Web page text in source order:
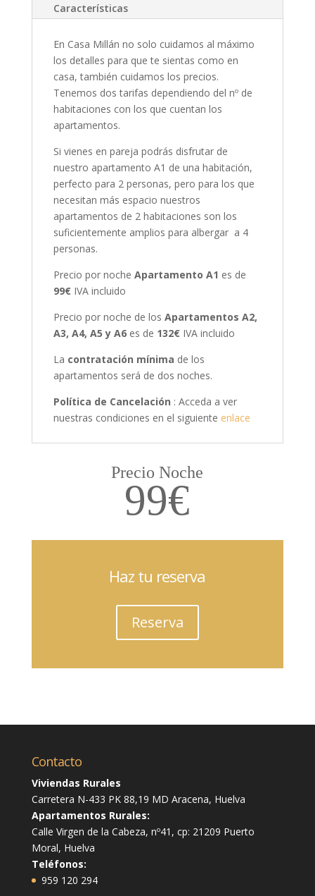
Características
En Casa Millán no solo cuidamos al máximo
los detalles para que te sientas como en
casa, también cuidamos los precios.
Tenemos dos tarifas dependiendo del nº de
habitaciones con los que cuentan los
apartamentos.
Si vienes en pareja podrás disfrutar de
nuestro apartamento A1 de una habitación,
perfecto para 2 personas, pero para los que
necesitan más espacio nuestros
apartamentos de 2 habitaciones son los
suficientemente amplios para albergar a 4
personas.
Precio por noche Apartamento A1 es de
99€IVA incluido
Precio por noche de los Apartamentos A2,
A3, A4, A5 y A6es de 132€IVA incluido
La contratación mínima de los
apartamentos será de dos noches.
Política de Cancelación : Acceda a ver
nuestras condiciones en el siguiente enlace
Precio Noche
99€
Haz tu reserva
Reserva
Contacto
Viviendas Rurales
Carretera N-433 PK 88,19 MD Aracena, Huelva
Apartamentos Rurales:
Calle Virgen de la Cabeza, nº41, cp: 21209 Puerto
Moral, Huelva
Teléfonos:
959 120 294